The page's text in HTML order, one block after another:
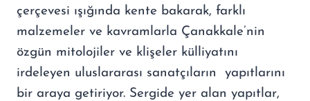
çerçevesi ışığında kente bakarak, farklı
malzemeler ve kavramlarla Çanakkale’nin
özgün mitolojiler ve klişeler külliyatını
irdeleyen uluslararası sanatçıların yapıtlarını
bir araya getiriyor. Sergide yer alan yapıtlar,